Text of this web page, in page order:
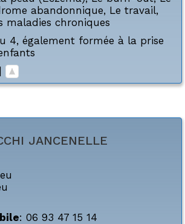
abandonnique, Le travail,
maladies chroniques
4, également formée à la prise
|
JANCENELLE
: 06 93 47 15 14